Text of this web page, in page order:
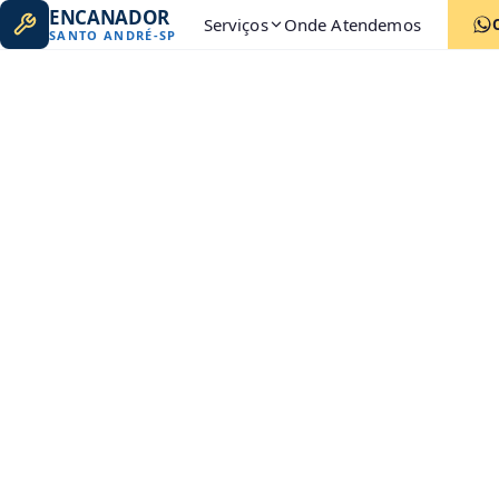
ENCANADOR
SANTO ANDRÉ-SP Serviços Onde Atendemos